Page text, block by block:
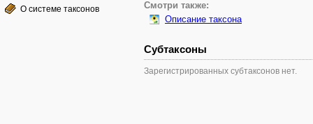
О системе таксонов
Смотри также:
Описание таксона
Субтаксоны
Зарегистрированных субтаксонов нет.